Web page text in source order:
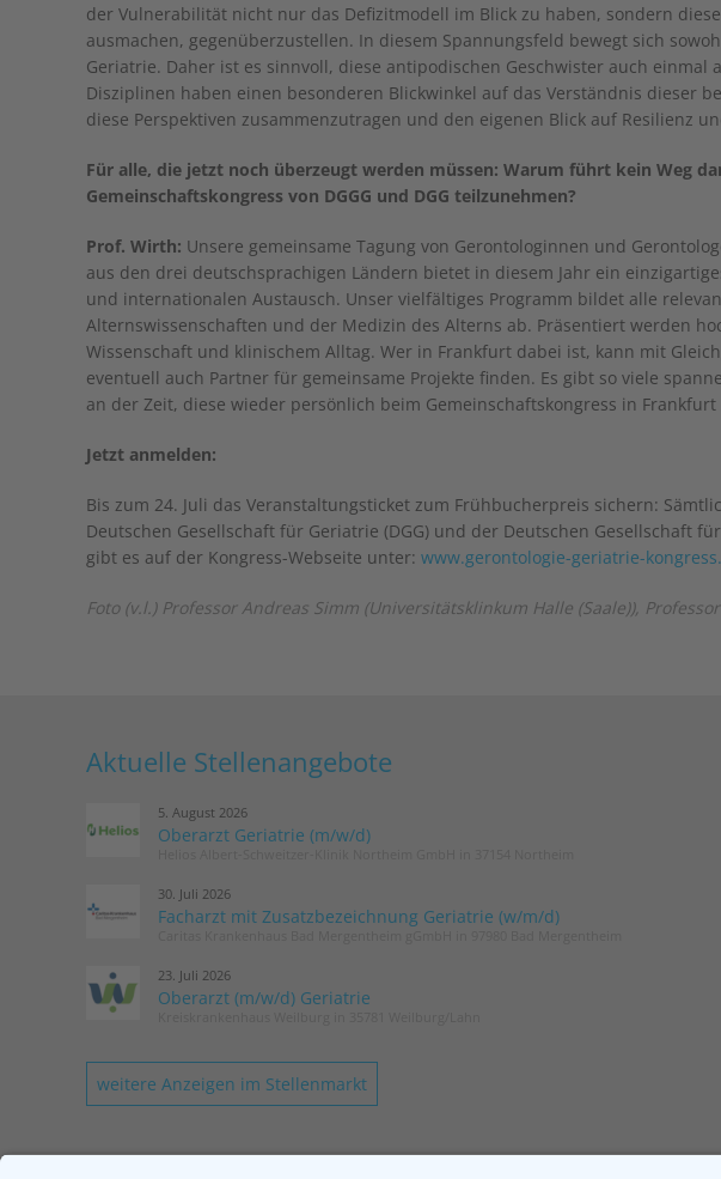
der Vulnerabilität nicht nur das Defizitmodell im Blick zu haben, sondern
ausmachen, gegenüberzustellen. In diesem Spannungsfeld bewegt sich
Geriatrie. Daher ist es sinnvoll, diese antipodischen Geschwister auch einmal
Disziplinen haben einen besonderen Blickwinkel auf das Verständnis dieser
diese Perspektiven zusammenzutragen und den eigenen Blick auf Resilienz
Für alle, die jetzt noch überzeugt werden müssen: Warum führt kein Weg
Gemeinschaftskongress von DGGG und DGG teilzunehmen?
Prof. Wirth: Unsere gemeinsame Tagung von Gerontologinnen und
aus den drei deutschsprachigen Ländern bietet in diesem Jahr ein
und internationalen Austausch. Unser vielfältiges Programm bildet alle
Alternswissenschaften und der Medizin des Alterns ab. Präsentiert werden
Wissenschaft und klinischem Alltag. Wer in Frankfurt dabei ist, kann mit
eventuell auch Partner für gemeinsame Projekte finden. Es gibt so viele
an der Zeit, diese wieder persönlich beim Gemeinschaftskongress in
Jetzt anmelden:
Bis zum 24. Juli das Veranstaltungsticket zum Frühbucherpreis sichern:
Deutschen Gesellschaft für Geriatrie (DGG) und der Deutschen Gesellschaft
gibt es auf der Kongress-Webseite unter: www.gerontologie-geriatrie-
Foto (v.l.) Professor Andreas Simm (Universitätsklinkum Halle (Saale)),
Aktuelle Stellenangebote
5. August 2026
Oberarzt Geriatrie (m/w/d)
30. Juli 2026
Facharzt mit Zusatzbezeichnung Geriatrie (w/m/d)
23. Juli 2026
Oberarzt (m/w/d) Geriatrie
weitere Anzeigen im Stellenmarkt